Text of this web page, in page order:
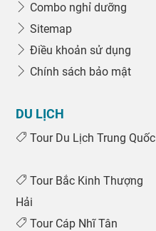
Combo nghỉ dưỡng
Sitemap
Điều khoản sử dụng
Chính sách bảo mật
DU LỊCH
Tour Du Lịch Trung Quốc
Tour Bắc Kinh Thượng
Hải
Tour Cáp Nhĩ Tân